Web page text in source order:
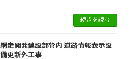
続きを読む
網走開発建設部管内 道路情報表示設
備更新外工事